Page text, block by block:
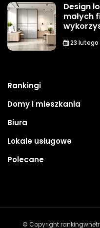
Design
małych
23 lutego
Rankingi
Domy i mieszkania
Biura
Lokale usługowe
Polecane
© Copyright